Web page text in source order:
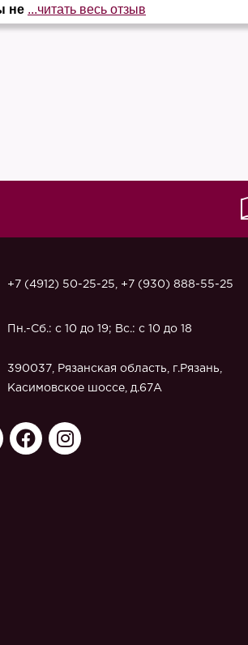
не ...читать весь отзыв
+7 (4912) 50-25-25 +7 (930) 888-55-25
Пн.-Сб.: с 10 до 19; Вс.: с 10 до 18
390037, Рязанская область, г.Рязань,
Касимовское шоссе, д.67A